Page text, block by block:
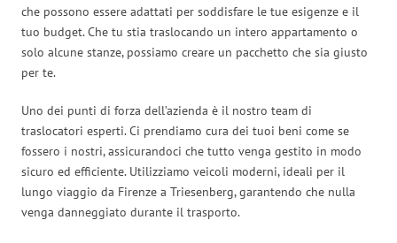
che possono essere adattati per soddisfare le tue esigenze e il
tuo budget. Che tu stia traslocando un intero appartamento o
solo alcune stanze, possiamo creare un pacchetto che sia giusto
per te.
Uno dei punti di forza dell’azienda è il nostro team di
traslocatori esperti. Ci prendiamo cura dei tuoi beni come se
fossero i nostri, assicurandoci che tutto venga gestito in modo
sicuro ed efficiente. Utilizziamo veicoli moderni, ideali per il
lungo viaggio da Firenze a Triesenberg, garantendo che nulla
venga danneggiato durante il trasporto.